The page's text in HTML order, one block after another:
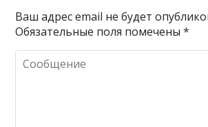
Ваш адрес email не будет
Обязательные поля помечены*